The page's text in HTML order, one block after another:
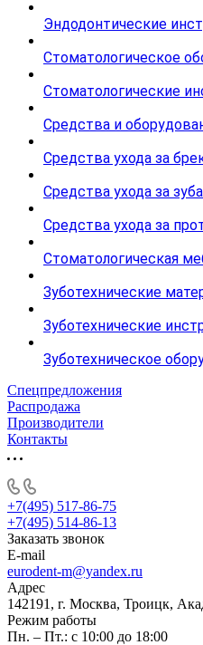
Эндодонтические
Стоматологическое
Стоматологические
Средства и
Средства ухода за
Средства ухода за
Средства ухода за
Стоматологическая
Зуботехнические
Зуботехнические
Зуботехническое
Спецпредложения
Распродажа
Производители
Контакты
+7(495) 517-86-75
+7(495) 514-86-13
Заказать звонок
E-mail
eurodent-m@yandex.ru
Адрес
142191, г. Москва, Троицк,
Режим работы
Пн. – Пт.: с 10:00 до 18:00